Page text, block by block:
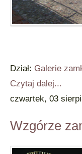
Dział: Galerie
Czytaj dalej...
czwartek, 03
Wzgórze